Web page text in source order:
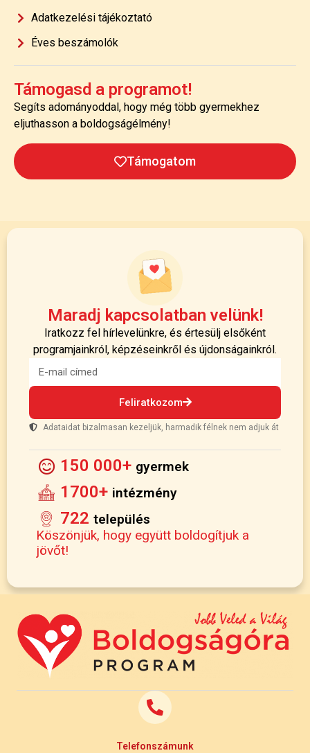
Adatkezelési tájékoztató
Éves beszámolók
Támogasd a programot!
Segíts adományoddal, hogy még több gyermekhez
eljuthasson a boldogságélmény!
Támogatom
Maradj kapcsolatban velünk!
Iratkozz fel hírlevelünkre, és értesülj elsőként
programjainkról, képzéseinkről és újdonságainkról.
Feliratkozom
Adataidat bizalmasan kezeljük, harmadik félnek nem adjuk át
150 000+ gyermek
1700+ intézmény
722 település
Köszönjük, hogy együtt boldogítjuk a
jövőt!
Telefonszámunk